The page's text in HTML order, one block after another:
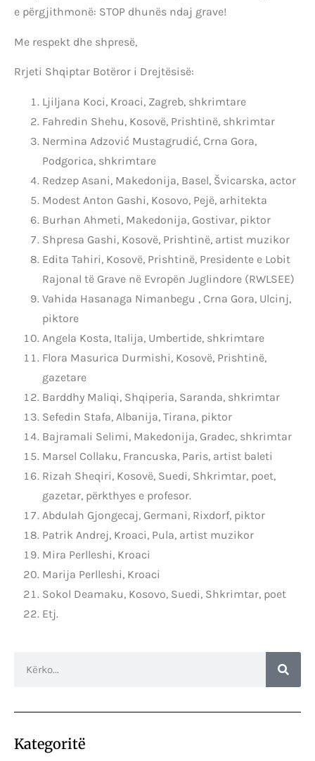
e përgjithmonë: STOP dhunës ndaj grave!
Me respekt dhe shpresë,
Rrjeti Shqiptar Botëror i Drejtësisë:
Ljiljana Koci, Kroaci, Zagreb, shkrimtare
Fahredin Shehu, Kosovë, Prishtinë, shkrimtar
Nermina Adzović Mustagrudić, Crna Gora,
Podgorica, shkrimtare
Redzep Asani, Makedonija, Basel, Švicarska, actor
Modest Anton Gashi, Kosovo, Pejë, arhitekta
Burhan Ahmeti, Makedonija, Gostivar, piktor
Shpresa Gashi, Kosovë, Prishtinë, artist muzikor
Edita Tahiri, Kosovë, Prishtinë, Presidente e Lobit
Rajonal të Grave në Evropën Juglindore (RWLSEE)
Vahida Hasanaga Nimanbegu , Crna Gora, Ulcinj,
piktore
Angela Kosta, Italija, Umbertide, shkrimtare
Flora Masurica Durmishi, Kosovë, Prishtinë,
gazetare
Barddhy Maliqi, Shqiperia, Saranda, shkrimtar
Sefedin Stafa, Albanija, Tirana, piktor
Bajramali Selimi, Makedonija, Gradec, shkrimtar
Marsel Collaku, Francuska, Paris, artist baleti
Rizah Sheqiri, Kosovë, Suedi, Shkrimtar, poet,
gazetar, përkthyes e profesor.
Abdulah Gjongecaj, Germani, Rixdorf, piktor
Patrik Andrej, Kroaci, Pula, artist muzikor
Mira Perlleshi, Kroaci
Marija Perlleshi, Kroaci
Sokol Deamaku, Kosovo, Suedi, Shkrimtar, poet
Etj.
Kategoritë